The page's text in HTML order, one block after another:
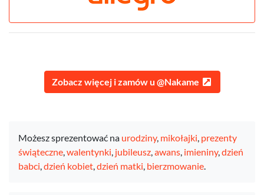
Zobacz więcej i zamów u @Nakame
Możesz sprezentować na urodziny, mikołajki, prezenty
świąteczne,walentynki, jubileusz,awans, imieniny,dzień
babci,dzień kobiet,dzień matki, bierzmowanie.